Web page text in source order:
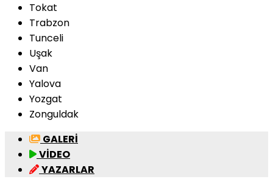
Tokat
Trabzon
Tunceli
Uşak
Van
Yalova
Yozgat
Zonguldak
GALERİ
VİDEO
YAZARLAR